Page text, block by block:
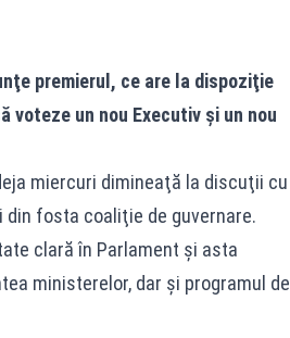
premierul, ce are la dispoziţie
voteze un nou Executiv şi un nou
miercuri dimineaţă la discuţii cu
fosta coaliţie de guvernare.
clară în Parlament și asta
ministerelor, dar și programul de